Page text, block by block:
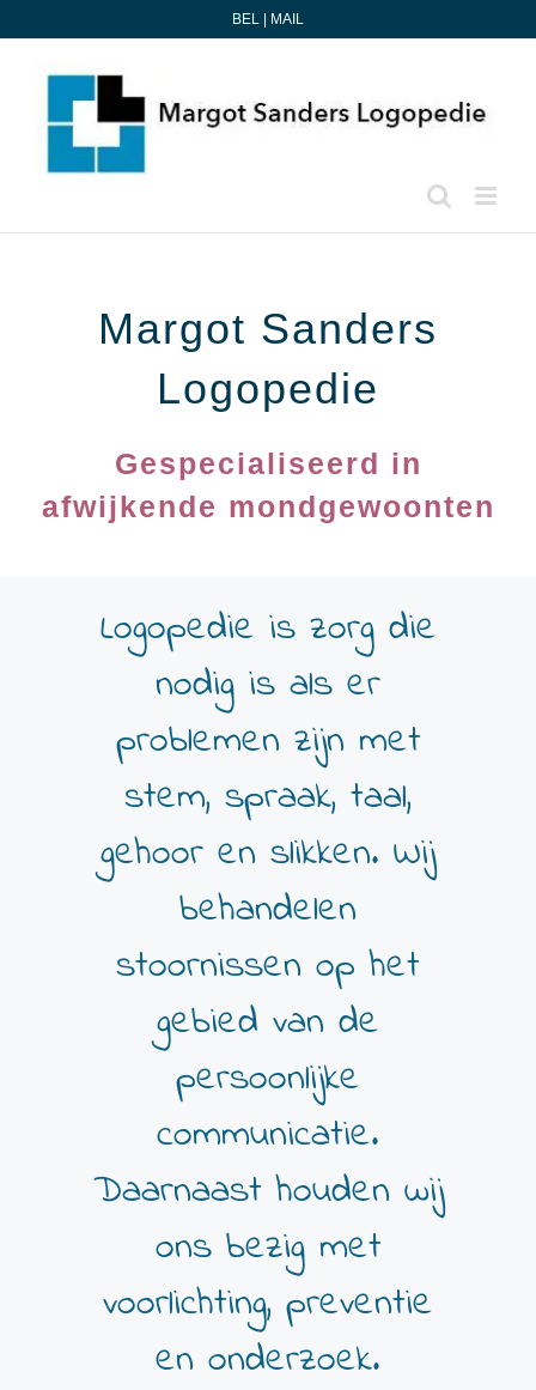
naar
inhoud
BEL MAIL
Margot Sanders
Logopedie
Gespecialiseerd in
afwijkende mondgewoonten
Logopedie is zorg die
nodig is als er
problemen zijn met
stem, spraak, taal,
gehoor en slikken. Wij
behandelen
stoornissen op het
gebied van de
persoonlijke
communicatie.
Daarnaast houden wij
ons bezig met
voorlichting, preventie
en onderzoek.